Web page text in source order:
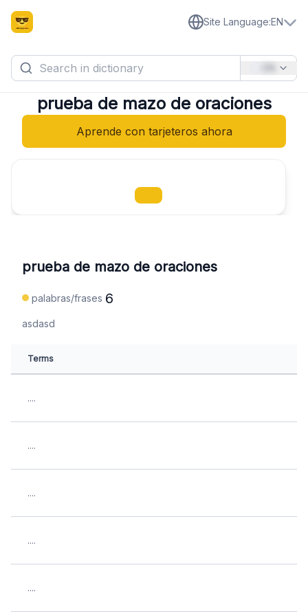
Site Language:EN
prueba de mazo de oraciones
Aprende con tarjeteros ahora
prueba de mazo de oraciones
palabras/frases 6
asdasd
Terms
....
....
....
....
....